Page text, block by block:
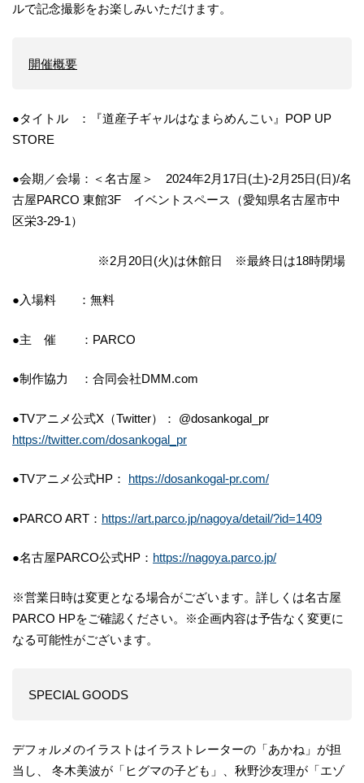
ルで記念撮影をお楽しみいただけます。
開催概要
●タイトル ：『道産子ギャルはなまらめんこい』POP UP
STORE
●会期／会場：＜名古屋＞ 2024年2月17日(土)‐2月25日(日)/名
古屋PARCO 東館3F イベントスペース（愛知県名古屋市中
区栄3-29-1）
※2月20日(火)は休館日 ※最終日は18時閉場
●入場料 ：無料
●主 催 ：PARCO
●制作協力 ：合同会社DMM.com
●TVアニメ公式X（Twitter）： @dosankogal_pr
https://twitter.com/dosankogal_pr
●TVアニメ公式HP： https://dosankogal-pr.com/
●PARCO ART： https://art.parco.jp/nagoya/detail/?id=1409
●名古屋PARCO公式HP： https://nagoya.parco.jp/
※営業日時は変更となる場合がございます。詳しくは名古屋
PARCO HPをご確認ください。※企画内容は予告なく変更に
なる可能性がございます。
SPECIAL GOODS
デフォルメのイラストはイラストレーターの「あかね」が担
当し、 冬木美波が「ヒグマの子ども」、秋野沙友理が「エゾ